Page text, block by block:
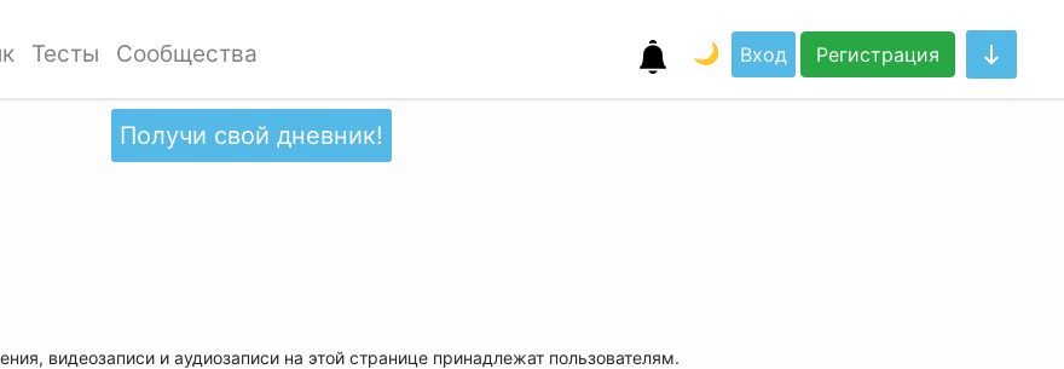
Тесты Сообщества 🌙 Вход Регистрация
Получи свой дневник!
видеозаписи и аудиозаписи на этой странице принадлежат пользователям.